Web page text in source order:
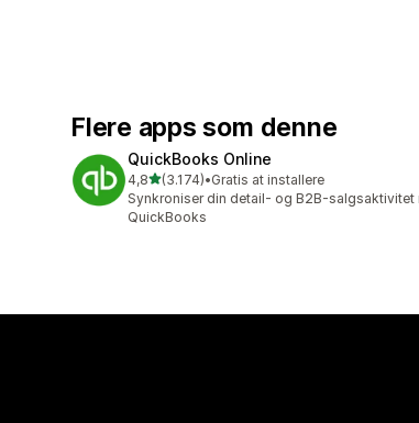
Flere apps som denne
QuickBooks Online
4,8ud af 5 stjerner
(3.174)
3174 anmeldelser i alt
•Gratis at installere
Synkroniser din detail- og B2B-salgsaktivitet
QuickBooks